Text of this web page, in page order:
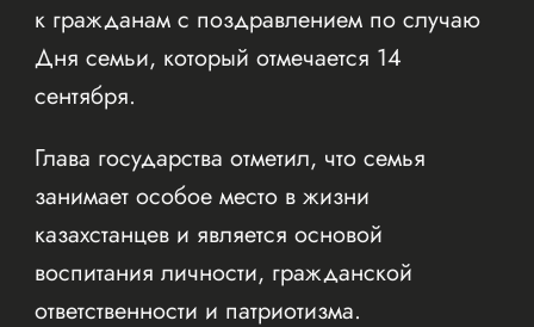
к гражданам с поздравлением по случаю
Дня семьи, который отмечается 14
сентября.
Глава государства отметил, что семья
занимает особое место в жизни
казахстанцев и является основой
воспитания личности, гражданской
ответственности и патриотизма.